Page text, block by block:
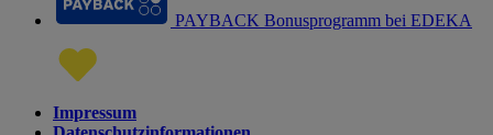
PAYBACK Bonusprogramm bei EDEKA
Impressum